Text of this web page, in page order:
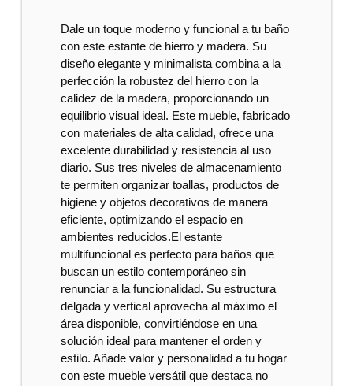
Dale un toque moderno y funcional a tu baño
con este estante de hierro y madera. Su
diseño elegante y minimalista combina a la
perfección la robustez del hierro con la
calidez de la madera, proporcionando un
equilibrio visual ideal. Este mueble, fabricado
con materiales de alta calidad, ofrece una
excelente durabilidad y resistencia al uso
diario. Sus tres niveles de almacenamiento
te permiten organizar toallas, productos de
higiene y objetos decorativos de manera
eficiente, optimizando el espacio en
ambientes reducidos.El estante
multifuncional es perfecto para baños que
buscan un estilo contemporáneo sin
renunciar a la funcionalidad. Su estructura
delgada y vertical aprovecha al máximo el
área disponible, convirtiéndose en una
solución ideal para mantener el orden y
estilo. Añade valor y personalidad a tu hogar
con este mueble versátil que destaca no